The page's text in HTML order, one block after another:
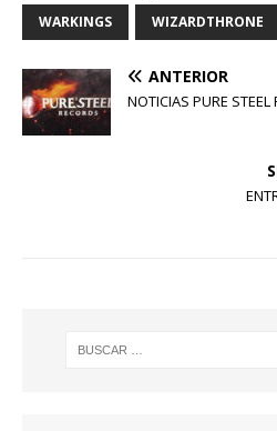
WARKINGS WIZARDTHRONE
ANTERIOR
NOTICIAS PURE